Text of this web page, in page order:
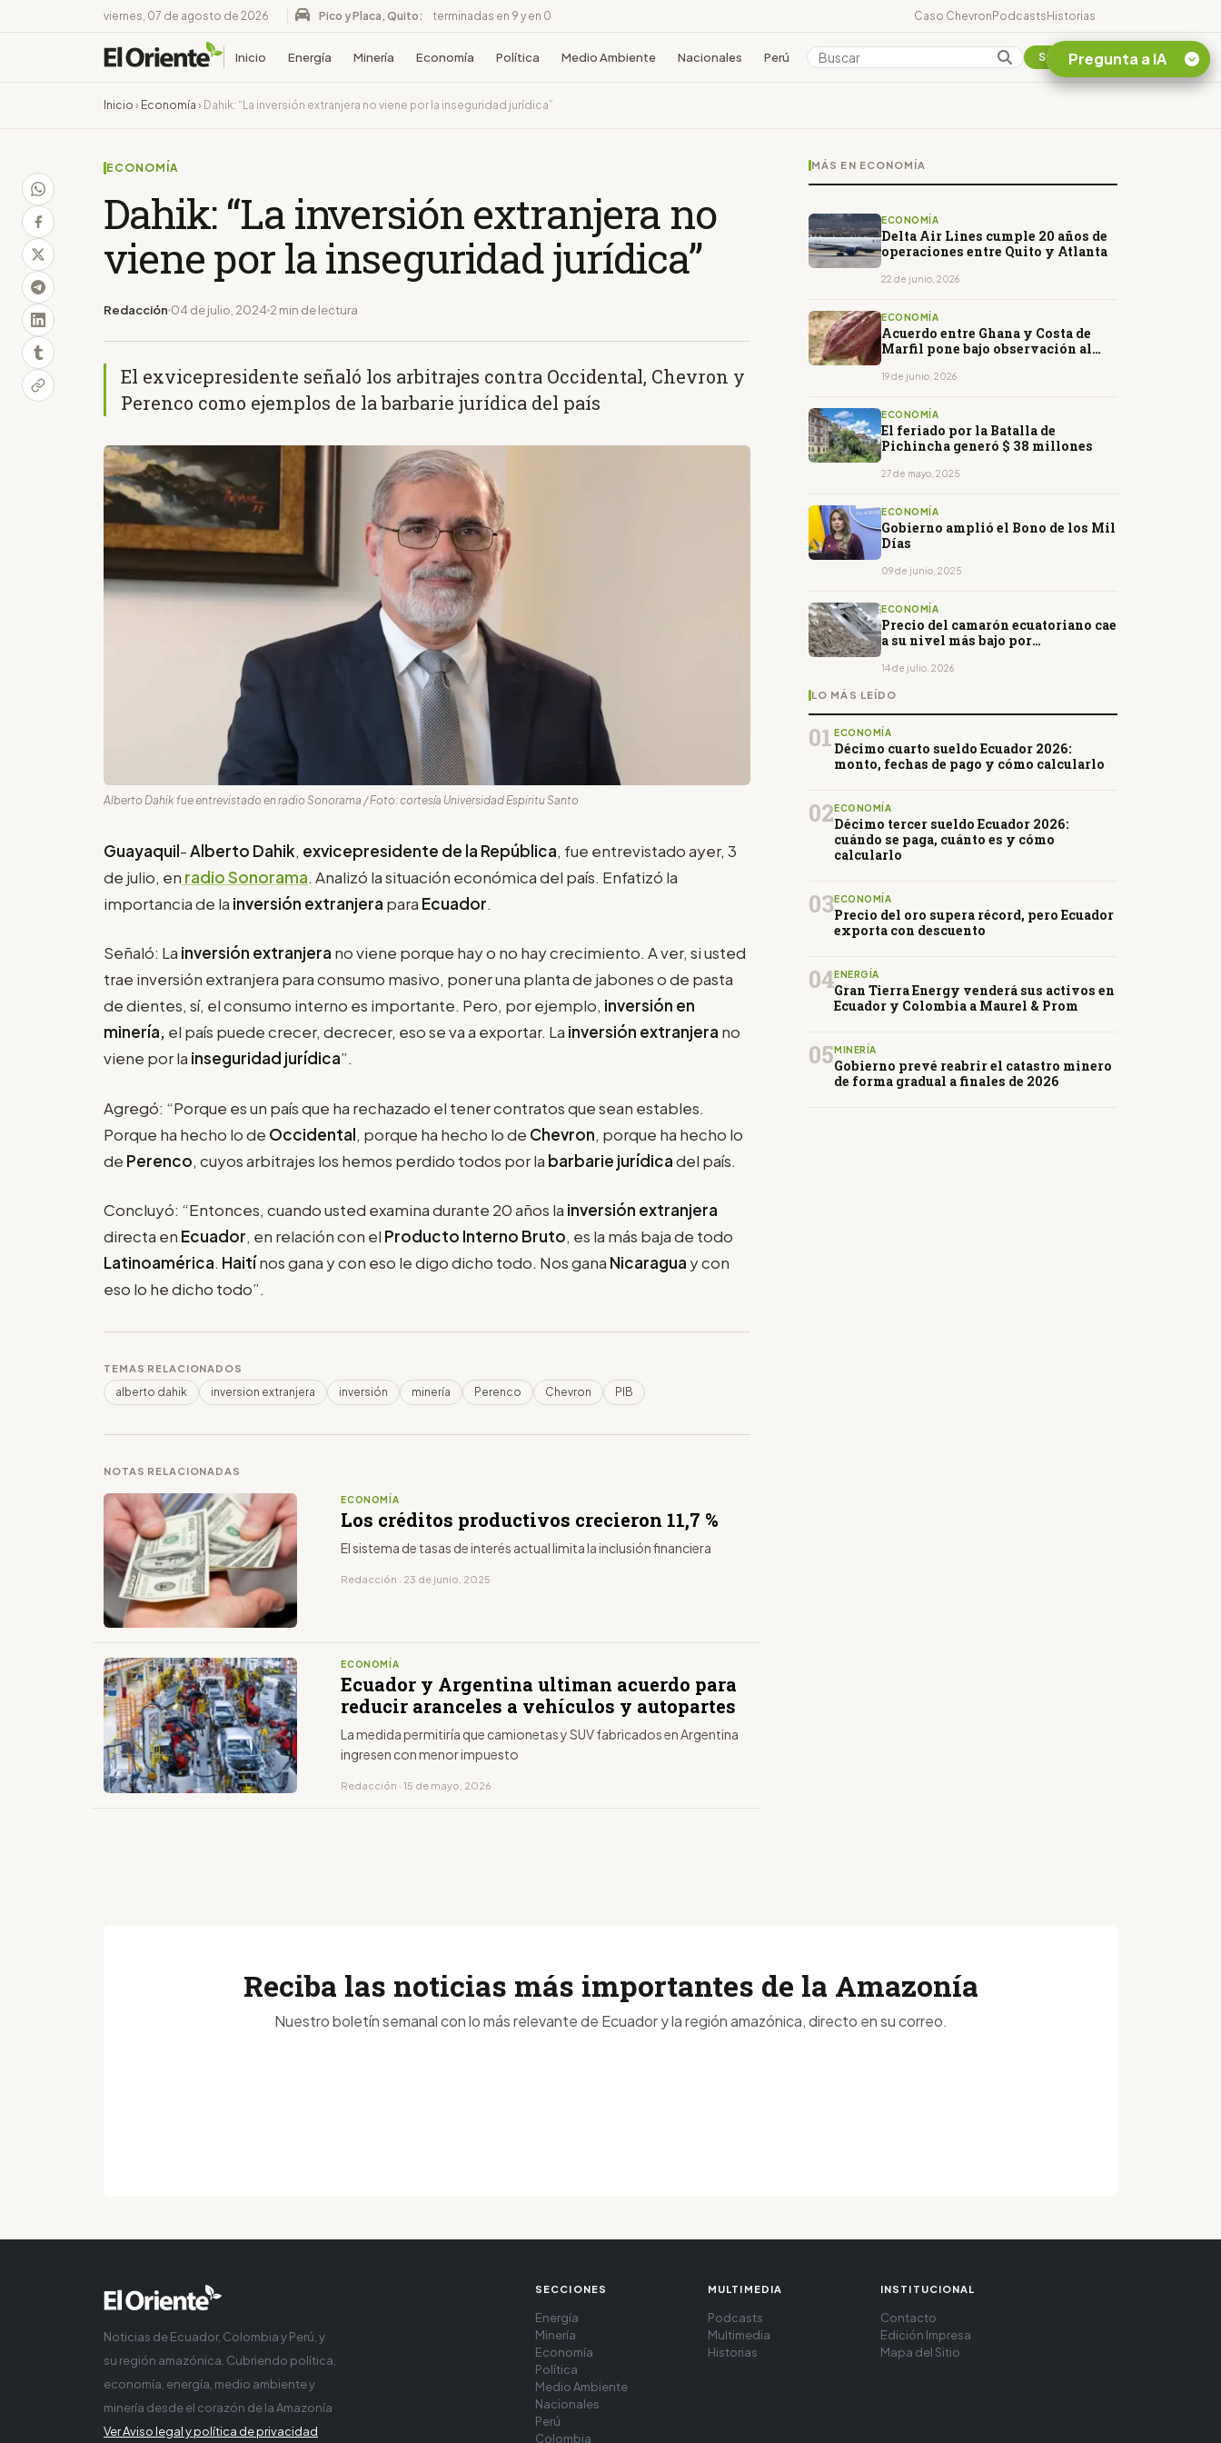
viernes, 07 de agosto de 2026 Pico y Placa, Quito: terminadas en 9 y en 0 Caso ChevronPodcastsHistorias
Inicio Energía Minería Economía Política Medio Ambiente Nacionales Perú Colombia Suscribirse
Inicio › Economía › Dahik: “La inversión extranjera no viene por la inseguridad jurídica”
ECONOMÍA
Dahik: “La inversión extranjera no
viene por la inseguridad jurídica”
Redacción 04 de julio, 2024 2 min de lectura
El exvicepresidente señaló los arbitrajes contra Occidental, Chevron y
Perenco como ejemplos de la barbarie jurídica del país
Alberto Dahik fue entrevistado en radio Sonorama / Foto: cortesía Universidad Espiritu Santo
Guayaquil-Alberto Dahik, exvicepresidente de la República, fue entrevistado ayer, 3
de julio, en radio Sonorama. Analizó la situación económica del país. Enfatizó la
importancia de la inversión extranjera para Ecuador.
Señaló: La inversión extranjera no viene porque hay o no hay crecimiento. A ver, si usted
trae inversión extranjera para consumo masivo, poner una planta de jabones o de pasta
de dientes, sí, el consumo interno es importante. Pero, por ejemplo, inversión en
minería, el país puede crecer, decrecer, eso se va a exportar. La inversión extranjera no
viene por la inseguridad jurídica”.
Agregó: “Porque es un país que ha rechazado el tener contratos que sean estables.
Porque ha hecho lo de Occidental, porque ha hecho lo de Chevron, porque ha hecho lo
de Perenco, cuyos arbitrajes los hemos perdido todos por la barbarie jurídicadel país.
Concluyó: “Entonces, cuando usted examina durante 20 años la inversión extranjera
directa en Ecuador, en relación con el Producto Interno Bruto, es la más baja de todo
Latinoamérica. Haitínos gana y con eso le digo dicho todo. Nos gana Nicaragua y con
eso lo he dicho todo”.
TEMAS RELACIONADOS
alberto dahik inversion extranjera inversión minería Perenco Chevron PIB
NOTAS RELACIONADAS
ECONOMÍA
Los créditos productivos crecieron 11,7 %
El sistema de tasas de interés actual limita la inclusión financiera
Redacción · 23 de junio, 2025
ECONOMÍA
Ecuador y Argentina ultiman acuerdo para
reducir aranceles a vehículos y autopartes
La medida permitiría que camionetas y SUV fabricados en Argentina
ingresen con menor impuesto
Redacción · 15 de mayo, 2026
MÁS EN ECONOMÍA
ECONOMÍA
Delta Air Lines cumple 20 años de
operaciones entre Quito y Atlanta
22 de junio, 2026
ECONOMÍA
Acuerdo entre Ghana y Costa de
Marfil pone bajo observación al
19 de junio, 2026
ECONOMÍA
El feriado por la Batalla de
Pichincha generó $ 38 millones
27 de mayo, 2025
ECONOMÍA
Gobierno amplió el Bono de los Mil
Días
09 de junio, 2025
ECONOMÍA
Precio del camarón ecuatoriano cae
a su nivel más bajo por
14 de julio, 2026
LO MÁS LEÍDO
01 ECONOMÍA
Décimo cuarto sueldo Ecuador 2026:
monto, fechas de pago y cómo calcularlo
02 ECONOMÍA
Décimo tercer sueldo Ecuador 2026:
cuándo se paga, cuánto es y cómo
calcularlo
03ECONOMÍA
Precio del oro supera récord, pero Ecuador
exporta con descuento
04ENERGÍA
Gran Tierra Energy venderá sus activos en
Ecuador y Colombia a Maurel & Prom
05 MINERÍA
Gobierno prevé reabrir el catastro minero
de forma gradual a finales de 2026
Pregunta a IA
¿En que consiste la
Reciba las noticias más importantes de la Amazonía
Nuestro boletín semanal con lo más relevante de Ecuador y la región amazónica, directo en su correo.
Noticias de Ecuador, Colombia y Perú, y
su región amazónica. Cubriendo política,
economía, energía, medio ambiente y
minería desde el corazón de la Amazonía
Ver Aviso legal y política de privacidad
SECCIONES
Energía
Minería
Economía
Política
Medio Ambiente
Nacionales
Perú
Colombia
MULTIMEDIA
Podcasts
Multimedia
Historias
INSTITUCIONAL
Contacto
Edición Impresa
Mapa del Sitio